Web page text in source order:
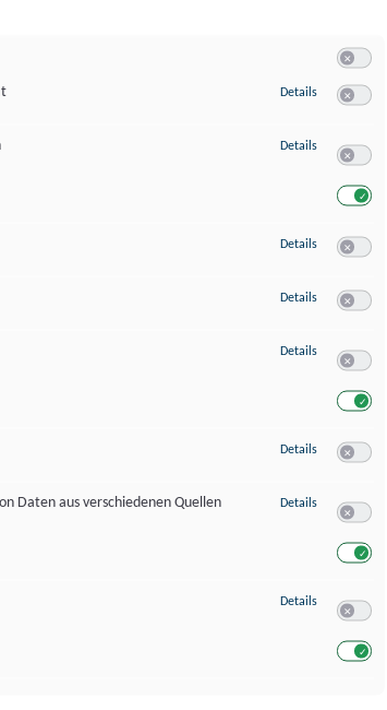
Details zu
Details zu
Details zu
Details zu
Details zu Messung
Details zu Messung
Daten aus verschiedenen Quellen
Details zu Analyse
Details zu